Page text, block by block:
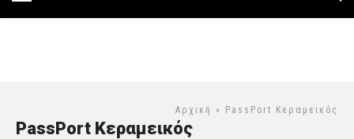
Αρχική » PassPort Κεραμεικός
PassPort Κεραμεικός